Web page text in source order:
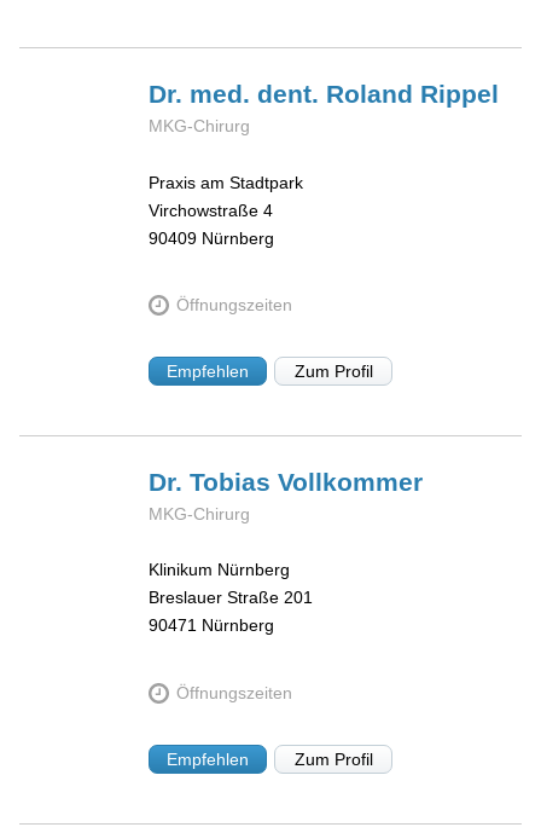
Dr. med. dent. Roland Rippel
MKG-Chirurg
Praxis am Stadtpark
Virchowstraße 4
90409 Nürnberg
Öffnungszeiten
Empfehlen Zum Profil
Dr. TobiasVollkommer
MKG-Chirurg
Klinikum Nürnberg
Breslauer Straße 201
90471 Nürnberg
Öffnungszeiten
Empfehlen Zum Profil